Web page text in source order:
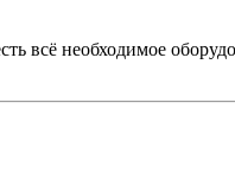
всё необходимое